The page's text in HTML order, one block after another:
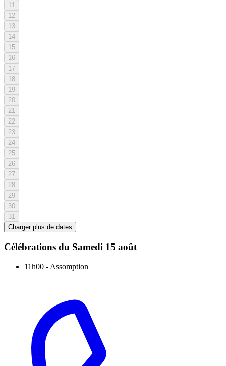
11
12
13
14
15
16
17
18
19
20
21
22
23
24
25
26
27
28
29
30
31
Charger plus de dates
Célébrations du Samedi 15 août
11h00 - Assomption